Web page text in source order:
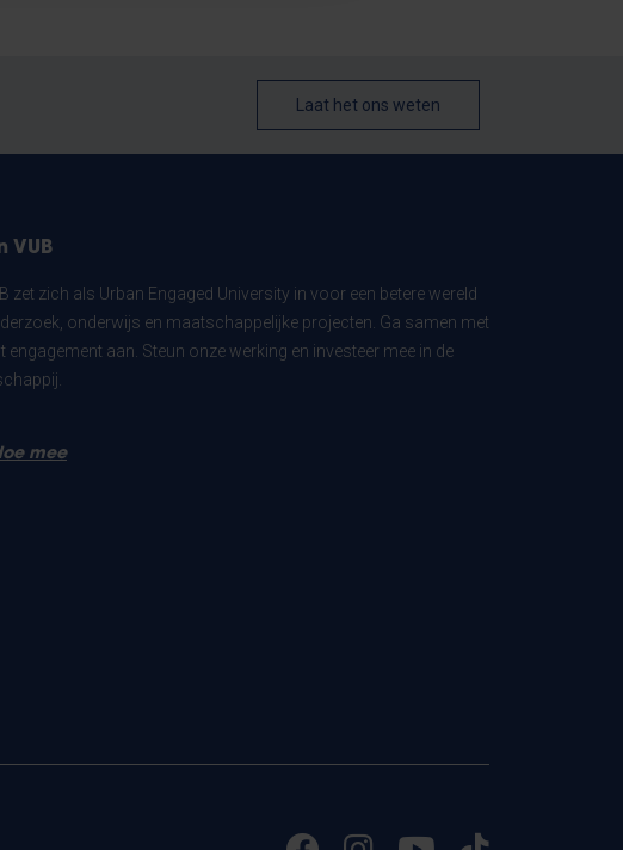
Laat het ons weten
VUB
zet zich als Urban Engaged University in voor een betere wereld
onderwijs en maatschappelijke projecten. Ga samen met
engagement aan. Steun onze werking en investeer mee in de
mee